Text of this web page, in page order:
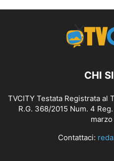
CHI
TVCITY Testata Registrata al
R.G. 368/2015 Num. 4
marzo
Contattaci: